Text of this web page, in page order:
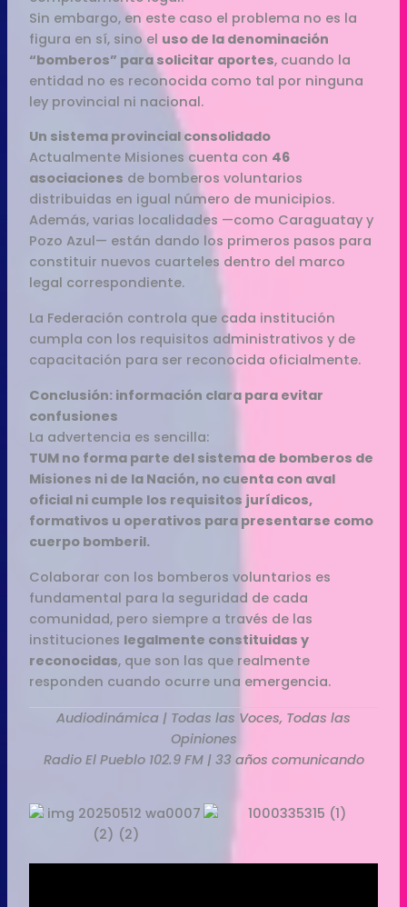
Sin embargo, en este caso el problema no es la
figura en sí, sino el uso de la denominación
“bomberos” para solicitar aportes, cuando la
entidad no es reconocida como tal por ninguna
ley provincial ni nacional.
Un sistema provincial consolidado
Actualmente Misiones cuenta con 46
asociaciones de bomberos voluntarios
distribuidas en igual número de municipios.
Además, varias localidades —como Caraguatay y
Pozo Azul— están dando los primeros pasos para
constituir nuevos cuarteles dentro del marco
legal correspondiente.
La Federación controla que cada institución
cumpla con los requisitos administrativos y de
capacitación para ser reconocida oficialmente.
Conclusión: información clara para evitar
confusiones
La advertencia es sencilla:
TUM no forma parte del sistema de bomberos de
Misiones ni de la Nación, no cuenta con aval
oficial ni cumple los requisitos jurídicos,
formativos u operativos para presentarse como
cuerpo bomberil.
Colaborar con los bomberos voluntarios es
fundamental para la seguridad de cada
comunidad, pero siempre a través de las
instituciones legalmente constituidas y
reconocidas, que son las que realmente
responden cuando ocurre una emergencia.
Audiodinámica | Todas las Voces, Todas las
Opiniones
Radio El Pueblo 102.9 FM | 33 años comunicando